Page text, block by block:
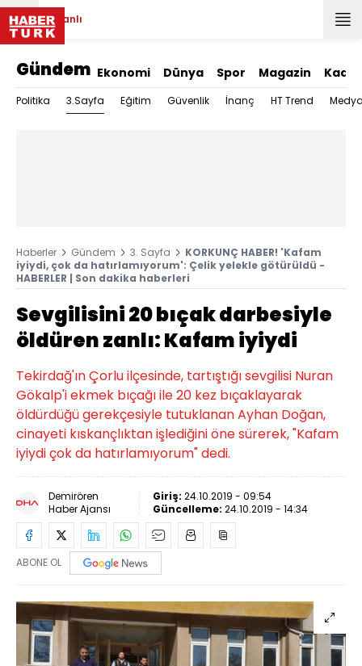
Canlı
Gündem Ekonomi Dünya Spor Magazin Kadın
Politika 3.Sayfa Eğitim Güvenlik İnanç HT Trend
Haberler Gündem 3. Sayfa
KORKUNÇ HABER! 'Kafam
iyiydi, çok da hatırlamıyorum': Çelik yelekle götürüldü -
HABERLER | Son dakika haberleri
Sevgilisini 20 bıçak darbesiyle
öldüren zanlı: Kafam iyiydi
Tekirdağ'ın Çorlu ilçesinde, tartıştığı sevgilisi Nuran
Gökalp'i ekmek bıçağı ile 20 kez bıçaklayarak
öldürdüğü gerekçesiyle tutuklanan Ayhan Doğan,
cinayeti kıskançlıktan işlediğini öne sürerek, "Kafam
iyiydi çok da hatırlamıyorum" dedi.
Demirören
Haber Ajansı
Giriş: 24.10.2019 - 09:54
Güncelleme: 24.10.2019 - 14:34
ABONE OL